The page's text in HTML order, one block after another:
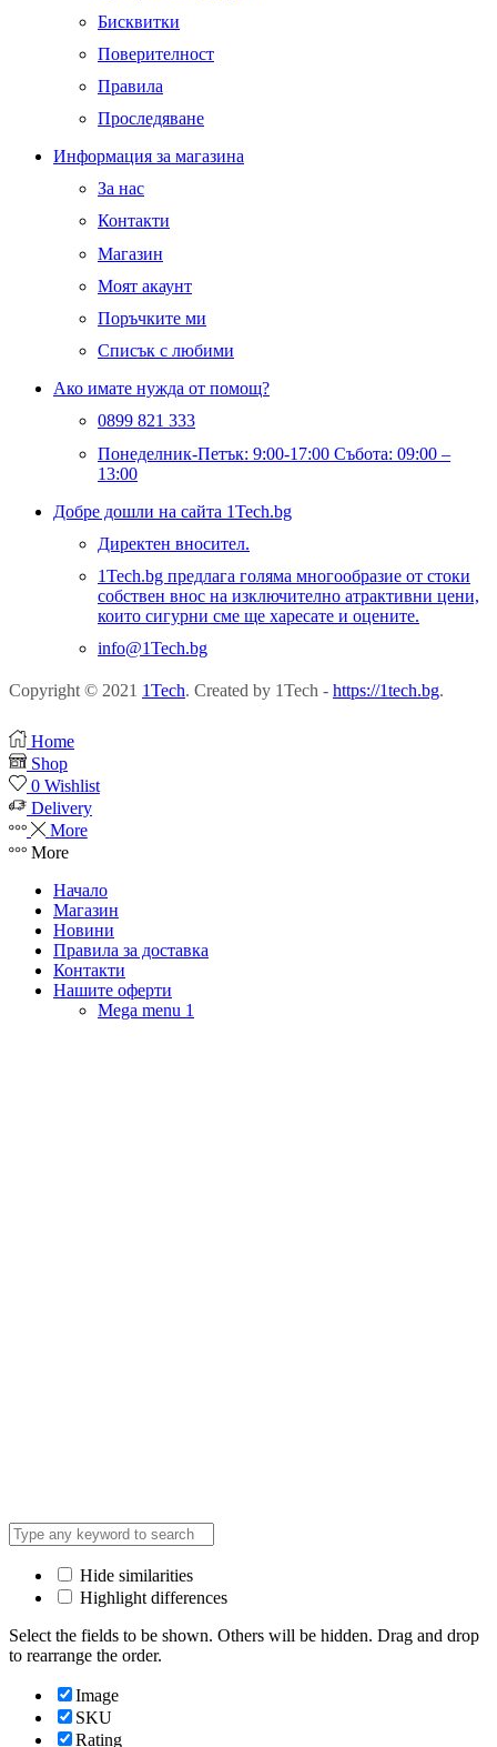
Бисквитки
Поверителност
Правила
Проследяване
Информация за магазина
За нас
Контакти
Магазин
Моят акаунт
Поръчките ми
Списък с любими
Ако имате нужда от помощ?
0899 821 333
Понеделник-Петък: 9:00-17:00 Събота: 09:00 –
13:00
Добре дошли на сайта 1Tech.bg
Директен вносител.
1Tech.bg предлага голяма многообразие от стоки
собствен внос на изключително атрактивни цени,
които сигурни сме ще харесате и оцените.
info@1Tech.bg
Copyright © 2021 1Tech. Created by 1Tech - https://1tech.bg.
Home
Shop
0 Wishlist
Delivery
More
More
Начало
Магазин
Новини
Правила за доставка
Контакти
Нашите оферти
Mega menu 1
Hide similarities
Highlight differences
Select the fields to be shown. Others will be hidden. Drag and drop
to rearrange the order.
Image
SKU
Rating